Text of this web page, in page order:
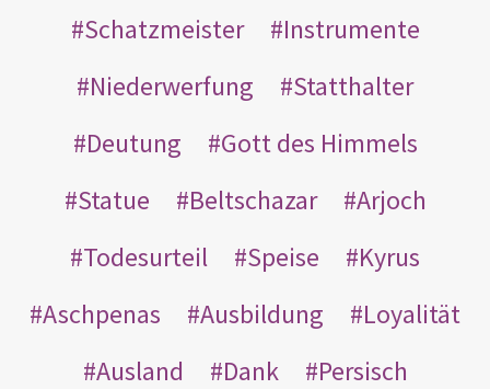
Schatzmeister
Instrumente
Niederwerfung
Statthalter
Deutung
Gott des Himmels
Statue
Beltschazar
Arjoch
Todesurteil
Speise
Kyrus
Aschpenas
Ausbildung
Loyalität
Ausland
Dank
Persisch